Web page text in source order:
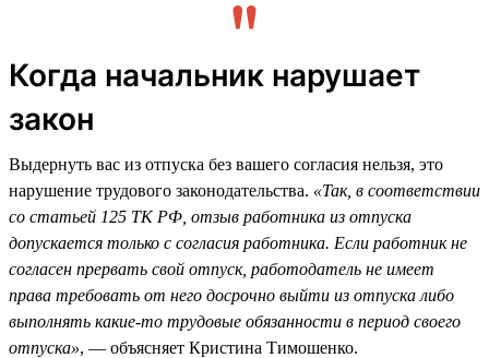
Когда начальник нарушает
закон
Выдернуть вас из отпуска без вашего согласия нельзя, это
нарушение трудового законодательства. «Так, в соответствии
со статьей 125 ТК РФ, отзыв работника из отпуска
допускается только с согласия работника. Если работник не
согласен прервать свой отпуск, работодатель не имеет
права требовать от него досрочно выйти из отпуска либо
выполнять какие-то трудовые обязанности в период своего
отпуска», — объясняет Кристина Тимошенко.